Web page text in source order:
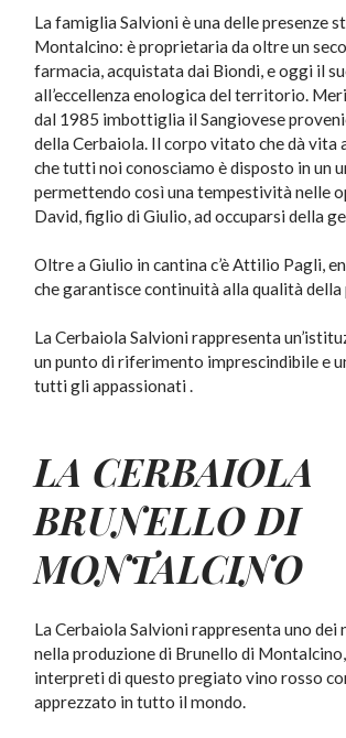
La famiglia Salvioni è una delle presenze
Montalcino: è proprietaria da oltre un
farmacia, acquistata dai Biondi, e oggi il
all’eccellenza enologica del territorio.
dal 1985 imbottiglia il Sangiovese
della Cerbaiola. Il corpo vitato che dà vita
che tutti noi conosciamo è disposto in un
permettendo così una tempestività nelle
David, figlio di Giulio, ad occuparsi della
Oltre a Giulio in cantina c’è Attilio Pagli,
che garantisce continuità alla qualità della
La Cerbaiola Salvioni rappresenta
un punto di riferimento imprescindibile e
tutti gli appassionati .
LA CERBAIOLA
BRUNELLO DI
MONTALCINO
La Cerbaiola Salvioni rappresenta uno dei
nella produzione di Brunello di
interpreti di questo pregiato vino rosso
apprezzato in tutto il mondo.